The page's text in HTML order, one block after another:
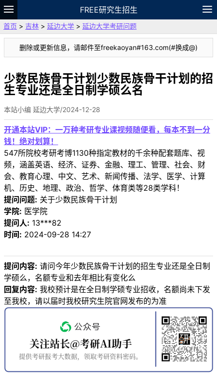
FREE研究生招生
题库
故事 专题 APP 笔记
VIP
资料
首页 > 吉林 > 延边大学 > 延边大学考研问题
删除或更新信息，请邮件至freekaoyan#163.com(#换成@)
少数民族骨干计划少数民族骨干计划的招
生专业还是全日制学硕么名
本站小编 延边大学/2024-12-28
开通本站VIP：一万种考研专业课视频随便看，每本不到一分
钱！绝对划算！
547所院校考研考博1130种指定教材的千余种配套题库、视
频，涵盖英语、经济、证券、金融、理工、管理、社会、财
会、教育心理、中文、艺术、新闻传播、法学、医学、计算
机、历史、地理、政治、哲学、体育类等28类学科！
提问问题: 关于少数民族骨干计划
学院: 医学院
提问人: 13***82
时间: 2024-09-28 14:27
提问内容: 请问今年少数民族骨干计划的招生专业还是全日制
学硕么，名额专业和去年相比有变化么
回复内容: 我校预计是在全日制学硕专业招收，名额尚未下发
至我校，请以届时我校研究生院官网发布的为准